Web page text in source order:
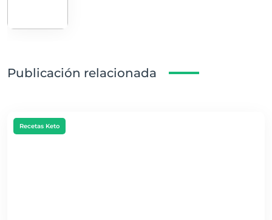
Publicación relacionada
Recetas Keto